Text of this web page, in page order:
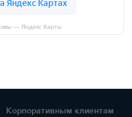
— Яндекс Карты
Корпоративным клиентам